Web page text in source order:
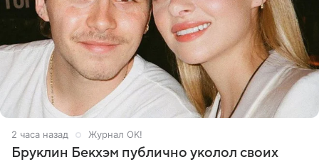
2 часа назад Журнал OK!
Бруклин Бекхэм публично уколол своих